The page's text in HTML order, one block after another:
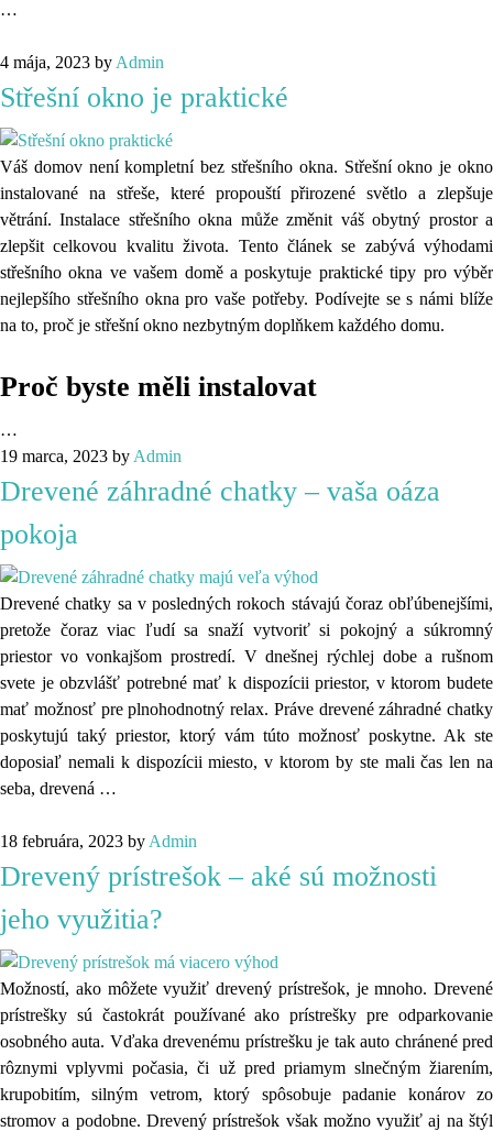
…
4 mája, 2023 by Admin
Střešní okno je praktické
Váš domov není kompletní bez střešního okna. Střešní okno je okno
instalované na střeše, které propouští přirozené světlo a zlepšuje
větrání. Instalace střešního okna může změnit váš obytný prostor a
zlepšit celkovou kvalitu života. Tento článek se zabývá výhodami
střešního okna ve vašem domě a poskytuje praktické tipy pro výběr
nejlepšího střešního okna pro vaše potřeby. Podívejte se s námi blíže
na to, proč je střešní okno nezbytným doplňkem každého domu.
Proč byste měli instalovat
…
19 marca, 2023 by Admin
Drevené záhradné chatky – vaša oáza
pokoja
Drevené chatky sa v posledných rokoch stávajú čoraz obľúbenejšími,
pretože čoraz viac ľudí sa snaží vytvoriť si pokojný a súkromný
priestor vo vonkajšom prostredí. V dnešnej rýchlej dobe a rušnom
svete je obzvlášť potrebné mať k dispozícii priestor, v ktorom budete
mať možnosť pre plnohodnotný relax. Práve drevené záhradné chatky
poskytujú taký priestor, ktorý vám túto možnosť poskytne. Ak ste
doposiaľ nemali k dispozícii miesto, v ktorom by ste mali čas len na
seba, drevená …
18 februára, 2023 by Admin
Drevený prístrešok – aké sú možnosti
jeho využitia?
Možností, ako môžete využiť drevený prístrešok, je mnoho. Drevené
prístrešky sú častokrát používané ako prístrešky pre odparkovanie
osobného auta. Vďaka drevenému prístrešku je tak auto chránené pred
rôznymi vplyvmi počasia, či už pred priamym slnečným žiarením,
krupobitím, silným vetrom, ktorý spôsobuje padanie konárov zo
stromov a podobne. Drevený prístrešok však možno využiť aj na štýl